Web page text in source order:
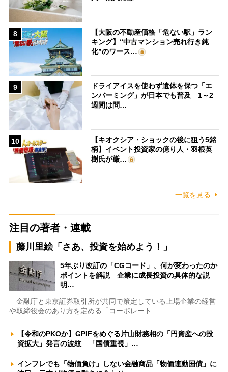
8
【大阪の不動産価格「危ない駅」ラン
キング】“中古マンション売れ行き鈍
化”のワース…
9
ドライアイスを使わず遺体を保つ「エ
ンバーミング」が日本でも普及 1～2
週間は問…
10
【キオクシア・ショックの後に狙う5銘
柄】イベント投資家の億り人・羽根英
樹氏が厳…
一覧を見る
注目の著者・連載
藤川里絵「さあ、投資を始めよう！」
5年ぶり改訂の「CGコード」、何が変わったのか
ポイントを解説 企業に成長投資の具体的な説
明…
金融庁と東京証券取引所が共同で策定している上場企業の経営
や取締役会のあり方を定める「コーポレート…
【令和のPKOか】GPIFをめぐる片山財務相の「円資産への投
資拡大」発言の波紋 「国債重視」…
インフレでも「物価負け」しない金融商品「物価連動国債」に